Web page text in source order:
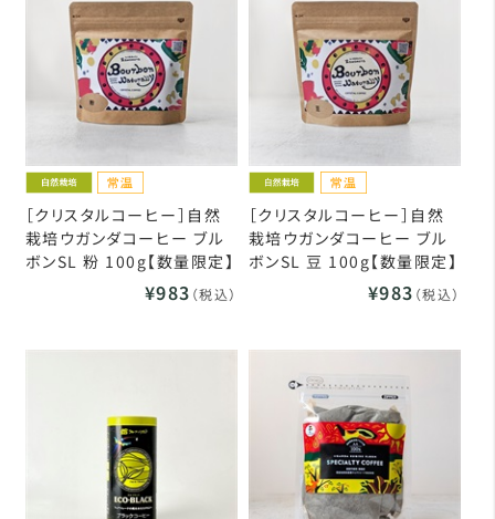
［クリスタルコーヒー］自然
栽培ウガンダコーヒー ブル
ボンSL 粉 100g【数量限定】
¥983 （税込）
［クリスタルコーヒー］自然
栽培ウガンダコーヒー ブル
ボンSL 豆 100g【数量限定】
¥983 （税込）